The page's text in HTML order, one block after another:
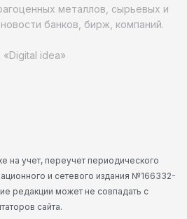
металлов, сырьевых и
банков, бирж, компаний.
idea»
на учет, переучет периодического
и сетевого издания №166332-
редакции может не совпадать с
сайта.